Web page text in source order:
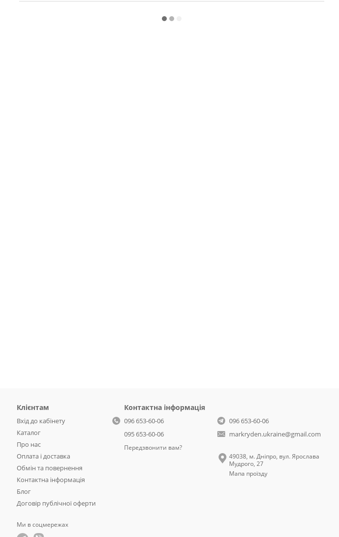
Клієнтам
Вхід до кабінету
Каталог
Про нас
Оплата і доставка
Обмін та повернення
Контактна інформація
Блог
Договір публічної оферти
Ми в соцмережах
Контактна інформація
096 653-60-06
095 653-60-06
Передзвонити вам?
096 653-60-06
markryden.ukraine@gmail.com
49038, м. Дніпро, вул. Ярослава
Мудрого, 27
Мапа проїзду